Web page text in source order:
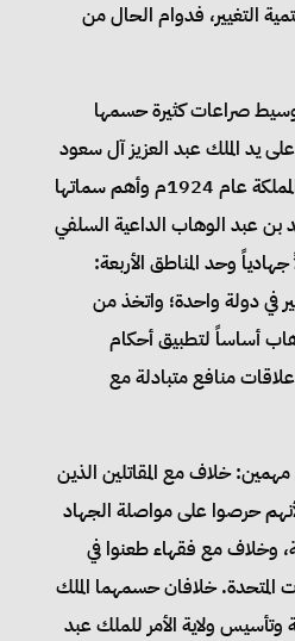
التغيير، فدوام الحال من
صراعات كثيرة حسمها
يد الملك عبد العزيز آل سعود
رحمه الله. هكذا تأسست المملكة عام 1924م وأهم سماتها
بن عبد الوهاب الداعية السلفي
وحد المناطق الأربعة:
في دولة واحدة؛ واتخذ من
أساساً لتطبيق أحكام
علاقات منافع متبادلة مع
خلاف مع المقاتلين الذين
حرصوا على مواصلة الجهاد
وخلاف مع فقهاء طعنوا في
المتحدة. خلافان حسمهما الملك
وتأسيس ولاية الأمر للملك عبد